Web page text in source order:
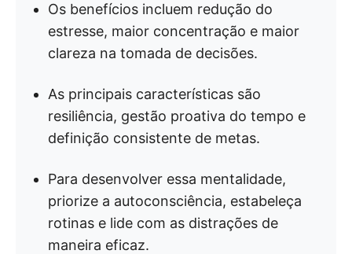
Os benefícios incluem redução do
estresse, maior concentração e maior
clareza na tomada de decisões.
As principais características são
resiliência, gestão proativa do tempo e
definição consistente de metas.
Para desenvolver essa mentalidade,
priorize a autoconsciência, estabeleça
rotinas e lide com as distrações de
maneira eficaz.